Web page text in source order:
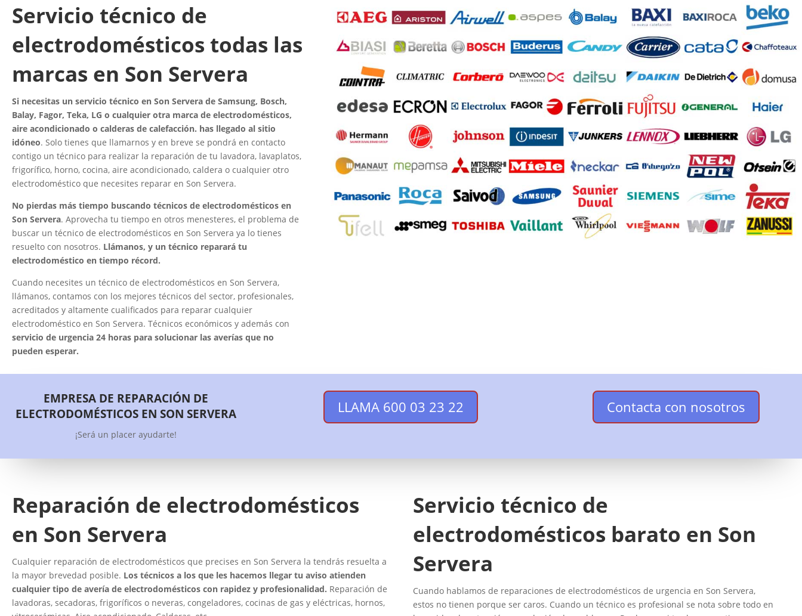
Servicio técnico de
electrodomésticos todas las
marcas en Son Servera
Si necesitas un servicio técnico en Son Servera de Samsung, Bosch,
Balay, Fagor, Teka, LG o cualquier otra marca de electrodomésticos,
aire acondicionado o calderas de calefacción. has llegado al sitio
idóneo. Solo tienes que llamarnos y en breve se pondrá en contacto
contigo un técnico para realizar la reparación de tu lavadora, lavaplatos,
frigorífico, horno, cocina, aire acondicionado, caldera o cualquier otro
electrodoméstico que necesites reparar en Son Servera.
No pierdas más tiempo buscando técnicos de electrodomésticos en
Son Servera. Aprovecha tu tiempo en otros menesteres, el problema de
buscar un técnico de electrodomésticos en Son Servera ya lo tienes
resuelto con nosotros. Llámanos, y un técnico reparará tu
electrodoméstico en tiempo récord.
Cuando necesites un técnico de electrodomésticos en Son Servera,
llámanos, contamos con los mejores técnicos del sector, profesionales,
acreditados y altamente cualificados para reparar cualquier
electrodoméstico en Son Servera. Técnicos económicos y además con
servicio de urgencia 24 horas para solucionar las averías que no
pueden esperar.
EMPRESA DE REPARACIÓN DE
ELECTRODOMÉSTICOS EN SON SERVERA
¡Será un placer ayudarte!
LLAMA 600 03 23 22 Contacta con nosotros
Reparación de electrodomésticos
en Son Servera
Cualquier reparación de electrodomésticos que precises en Son Servera la tendrás resuelta a
la mayor brevedad posible. Los técnicos a los que les hacemos llegar tu aviso atienden
cualquier tipo de avería de electrodomésticos con rapidez y profesionalidad. Reparación de
lavadoras, secadoras, frigoríficos o neveras, congeladores, cocinas de gas y eléctricas, hornos,
Servicio técnico de
electrodomésticos barato en Son
Servera
Cuando hablamos de reparaciones de electrodomésticos de urgencia en Son Servera,
estos no tienen porque ser caros. Cuando un técnico es profesional se nota sobre todo en